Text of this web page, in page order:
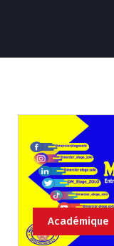
Académique